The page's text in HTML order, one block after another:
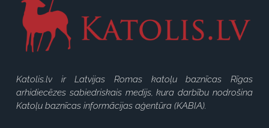
Katolis.lv ir Latvijas Romas katoļu baznīcas Rīgas
arhidiecēzes sabiedriskais medijs, kura darbību nodrošina
Katoļu baznīcas informācijas aģentūra (KABIA).